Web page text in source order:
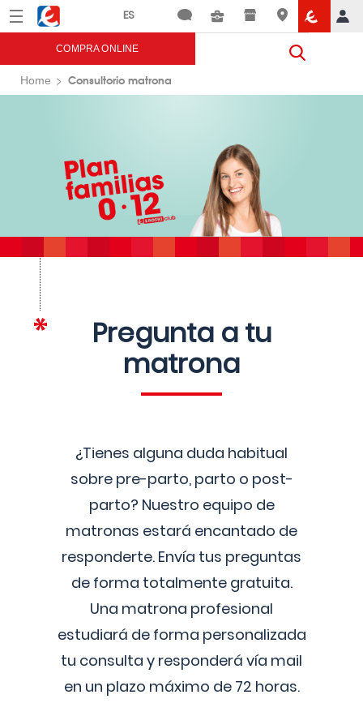
Menú Eroski
COMPRA ONLINE
Home Consultorio matrona
Pregunta a tu
matrona
¿Tienes alguna duda habitual
sobre pre-parto, parto o post-
parto? Nuestro equipo de
matronas estará encantado de
responderte. Envía tus preguntas
de forma totalmente gratuita.
Una matrona profesional
estudiará de forma personalizada
tu consulta y responderá vía mail
en un plazo máximo de 72 horas.